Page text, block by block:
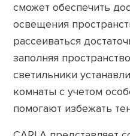
сможет обеспечить
освещения
рассеиваться
заполняя
светильники
комнаты с учетом
помогают избежать